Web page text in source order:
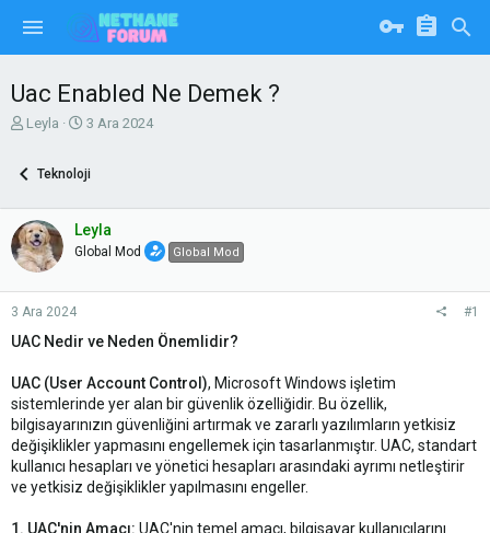
Uac Enabled Ne Demek ?
K
u
u
b
a
a
t
n
Leyla
B
l
g
ı
r
h
i
3 Ara 2024
Teknoloji
Leyla
Global Mod Global Mod
3 Ara 2024 #1
UAC Nedir ve Neden Önemlidir?
UAC (User Account Control), Microsoft Windows işletim
sistemlerinde yer alan bir güvenlik özelliğidir. Bu özellik,
bilgisayarınızın güvenliğini artırmak ve zararlı yazılımların yetkisiz
değişiklikler yapmasını engellemek için tasarlanmıştır. UAC, standart
kullanıcı hesapları ve yönetici hesapları arasındaki ayrımı netleştirir
ve yetkisiz değişiklikler yapılmasını engeller.
1. UAC'nin Amacı: UAC'nin temel amacı, bilgisayar kullanıcılarını